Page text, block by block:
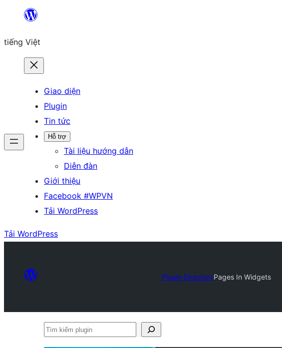
Chuyển
phần
tiếng Việt
Giao diện
Plugin
Tin tức
Hỗ trợ
Tài liệu hướng dẫn
Diễn đàn
Giới thiệu
Facebook #WPVN
Tải WordPress
Tải WordPress
Plugin DirectoryPages In Widgets
Tìm